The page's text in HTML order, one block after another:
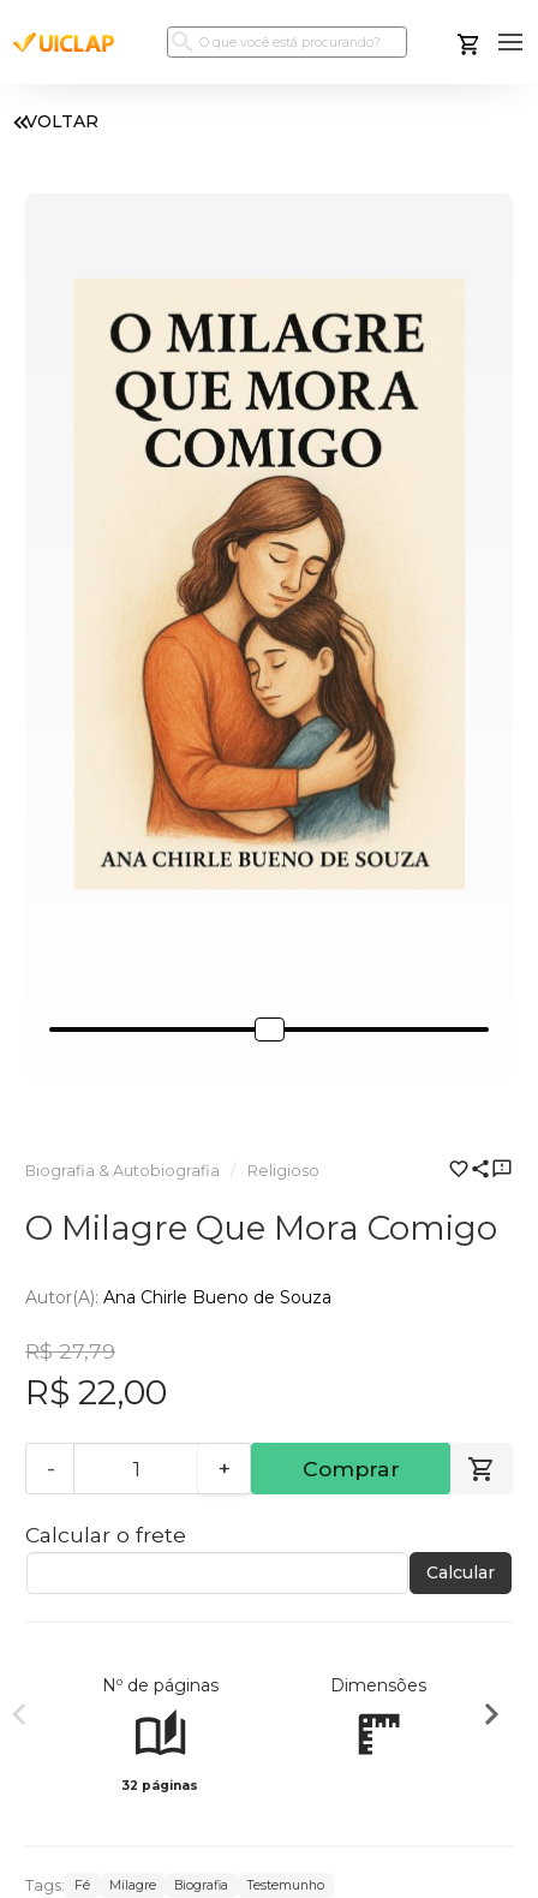
VOLTAR
Biografia & Autobiografia Religioso
O Milagre Que Mora Comigo
Autor(a): Ana Chirle Bueno de Souza
R$ 27,79
R$ 22,00
- + Comprar
Calcular o frete
Calcular
Nº de páginas
32 páginas
Dimensões
Tags: Fé Milagre Biografia Testemunho